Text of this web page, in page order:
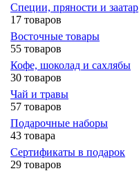
Специи, пряности и заатар
17 товаров
Восточные товары
55 товаров
Кофе, шоколад и сахлябы
30 товаров
Чай и травы
57 товаров
Подарочные наборы
43 товара
Сертификаты в подарок
29 товаров